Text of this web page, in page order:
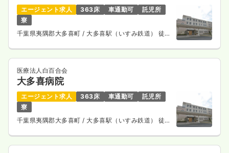
エージェント求人 363床 車通勤可
託児所
寮
千葉県夷隅郡大多喜町 / 大多喜駅（いすみ鉄道） 徒歩
医療法人白百合会
大多喜病院
エージェント求人 363床 車通勤可
託児所
寮
千葉県夷隅郡大多喜町 / 大多喜駅（いすみ鉄道） 徒歩